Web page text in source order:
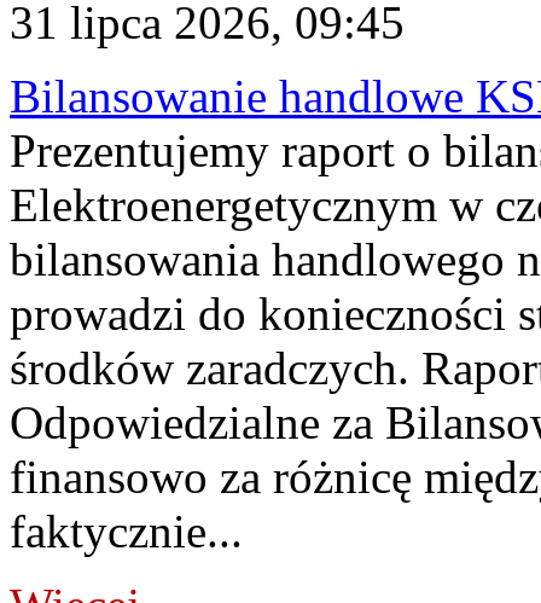
31 lipca 2026, 09:45
Bilansowanie handlowe
Prezentujemy raport o
Elektroenergetycznym w
bilansowania handlowego
prowadzi do konieczności
środków zaradczych.
Odpowiedzialne za
finansowo za różnicę
faktycznie...